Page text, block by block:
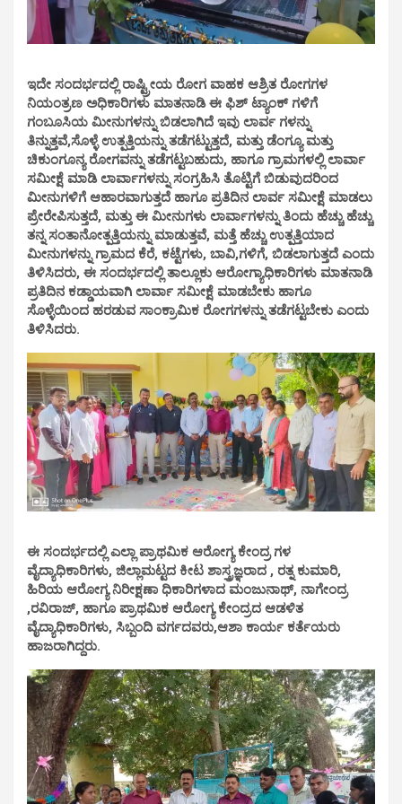
ಇದೇ ಸಂದರ್ಭದಲ್ಲಿ ರಾಷ್ಟ್ರೀಯ ರೋಗ ವಾಹಕ ಆಶ್ರಿತ ರೋಗಗಳ
ನಿಯಂತ್ರಣ ಅಧಿಕಾರಿಗಳು ಮಾತನಾಡಿ ಈ ಫಿಶ್ ಟ್ಯಾಂಕ್ ಗಳಿಗೆ
ಗಂಬೂಸಿಯ ಮೀನುಗಳನ್ನು ಬಿಡಲಾಗಿದೆ ಇವು ಲಾರ್ವ ಗಳನ್ನು
ತಿನ್ನುತ್ತವೆ,ಸೊಳ್ಳೆ ಉತ್ಪತ್ತಿಯನ್ನು ತಡೆಗಟ್ಟುತ್ತದೆ, ಮತ್ತು ಡೆಂಗ್ಯೂ ಮತ್ತು
ಚಿಕುಂಗೂನ್ಯ ರೋಗವನ್ನು ತಡೆಗಟ್ಟಬಹುದು, ಹಾಗೂ ಗ್ರಾಮಗಳಲ್ಲಿ ಲಾರ್ವಾ
ಸಮೀಕ್ಷೆ ಮಾಡಿ ಲಾರ್ವಾಗಳನ್ನು ಸಂಗ್ರಹಿಸಿ ತೊಟ್ಟಿಗೆ ಬಿಡುವುದರಿಂದ
ಮೀನುಗಳಿಗೆ ಆಹಾರವಾಗುತ್ತದೆ ಹಾಗೂ ಪ್ರತಿದಿನ ಲಾರ್ವ ಸಮೀಕ್ಷೆ ಮಾಡಲು
ಪ್ರೇರೇಪಿಸುತ್ತದೆ, ಮತ್ತು ಈ ಮೀನುಗಳು ಲಾರ್ವಾಗಳನ್ನು ತಿಂದು ಹೆಚ್ಚು ಹೆಚ್ಚು
ತನ್ನ ಸಂತಾನೋತ್ಪತ್ತಿಯನ್ನು ಮಾಡುತ್ತವೆ, ಮತ್ತೆ ಹೆಚ್ಚು ಉತ್ಪತ್ತಿಯಾದ
ಮೀನುಗಳನ್ನು ಗ್ರಾಮದ ಕೆರೆ, ಕಟ್ಟೆಗಳು, ಬಾವಿ,ಗಳಿಗೆ, ಬಿಡಲಾಗುತ್ತದೆ ಎಂದು
ತಿಳಿಸಿದರು, ಈ ಸಂದರ್ಭದಲ್ಲಿ ತಾಲ್ಲೂಕು ಆರೋಗ್ಯಾಧಿಕಾರಿಗಳು ಮಾತನಾಡಿ
ಪ್ರತಿದಿನ ಕಡ್ಡಾಯವಾಗಿ ಲಾರ್ವಾ ಸಮೀಕ್ಷೆ ಮಾಡಬೇಕು ಹಾಗೂ
ಸೊಳ್ಳೆಯಿಂದ ಹರಡುವ ಸಾಂಕ್ರಾಮಿಕ ರೋಗಗಳನ್ನು ತಡೆಗಟ್ಟಬೇಕು ಎಂದು
ತಿಳಿಸಿದರು.
ಈ ಸಂದರ್ಭದಲ್ಲಿ ಎಲ್ಲಾ ಪ್ರಾಥಮಿಕ ಆರೋಗ್ಯ ಕೇಂದ್ರ ಗಳ
ವೈದ್ಯಾಧಿಕಾರಿಗಳು, ಜಿಲ್ಲಾಮಟ್ಟದ ಕೀಟ ಶಾಸ್ತ್ರಜ್ಞರಾದ , ರತ್ನ ಕುಮಾರಿ,
ಹಿರಿಯ ಆರೋಗ್ಯ ನಿರೀಕ್ಷಣಾ ಧಿಕಾರಿಗಳಾದ ಮಂಜುನಾಥ್, ನಾಗೇಂದ್ರ
,ರವಿರಾಜ್, ಹಾಗೂ ಪ್ರಾಥಮಿಕ ಆರೋಗ್ಯ ಕೇಂದ್ರದ ಆಡಳಿತ
ವೈದ್ಯಾಧಿಕಾರಿಗಳು, ಸಿಬ್ಬಂದಿ ವರ್ಗದವರು,ಆಶಾ ಕಾರ್ಯ ಕರ್ತೆಯರು
ಹಾಜರಾಗಿದ್ದರು.